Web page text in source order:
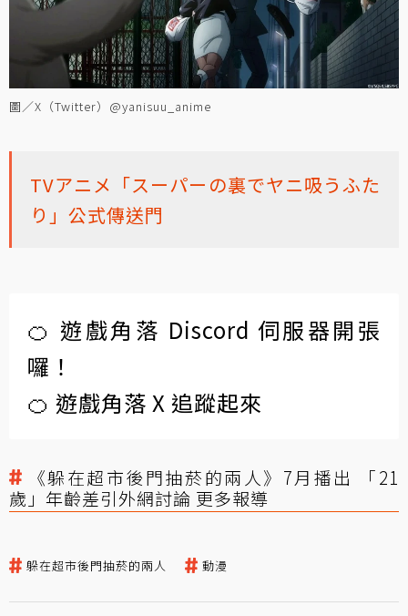
圖／X（Twitter）@yanisuu_anime
TVアニメ「スーパーの裏でヤニ吸うふた
り」公式傳送門
🍊 遊戲角落 Discord 伺服器開張
囉！
🍊 遊戲角落 X 追蹤起來
《躲在超市後門抽菸的兩人》7月播出 「21
歲」年齡差引外網討論 更多報導
躲在超市後門抽菸的兩人 動漫